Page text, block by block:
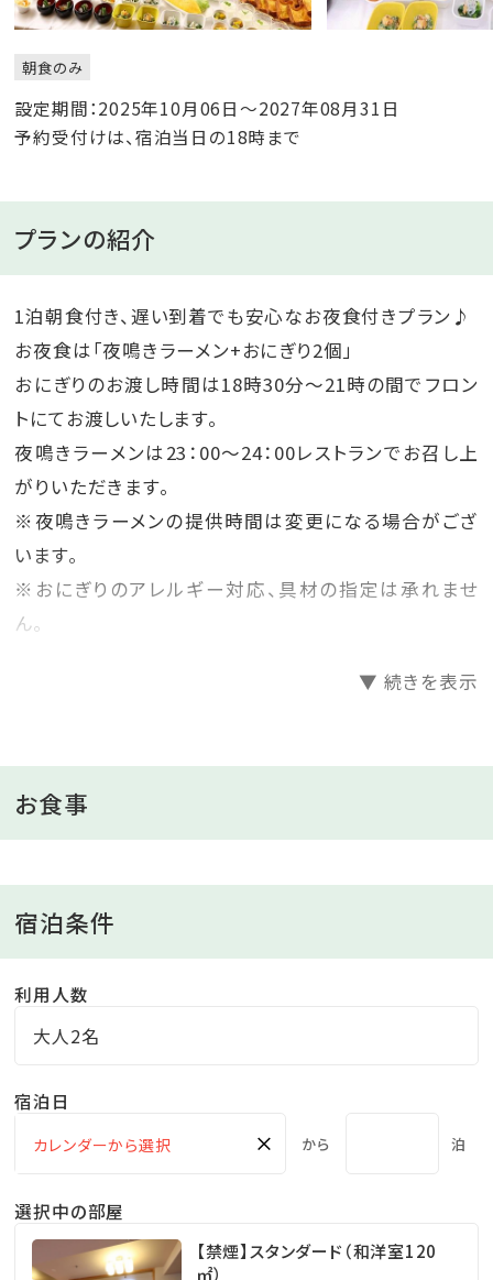
朝食のみ
設定期間：2025年10月06日～2027年08月31日
予約受付けは、宿泊当日の18時まで
プランの紹介
1泊朝食付き、遅い到着でも安心なお夜食付きプラン♪
お夜食は「夜鳴きラーメン+おにぎり2個」
おにぎりのお渡し時間は18時30分～21時の間でフロン
トにてお渡しいたします。
夜鳴きラーメンは23：00～24：00レストランでお召し上
がりいただきます。
※夜鳴きラーメンの提供時間は変更になる場合がござ
います。
※おにぎりのアレルギー対応、具材の指定は承れませ
ん。
朝食はソフトドリンク飲み放題！バイキングをお楽しみく
ださい！
キングでお腹一杯!
▼ 続きを表示
お食事
宿泊条件
利用人数
大人2名
宿泊日
× から 泊
選択中の部屋
【禁煙】スタンダード（和洋室120
㎡）